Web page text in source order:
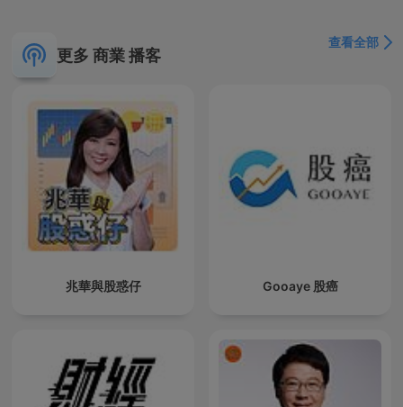
更多 商業 播客
查看全部
兆華與股惑仔 Gooaye 股癌